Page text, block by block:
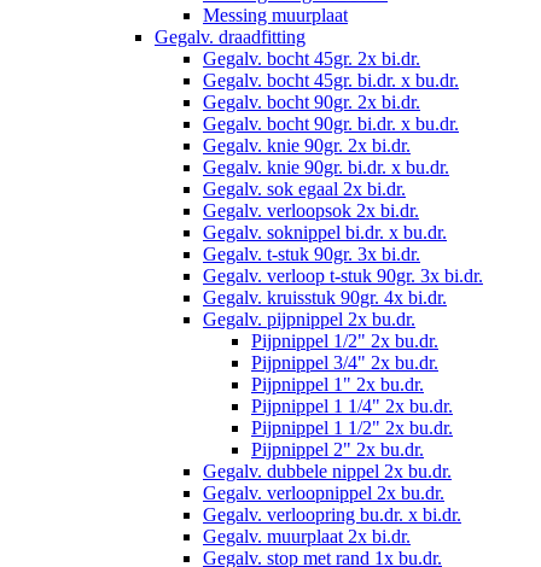
Messing muurplaat
Gegalv. draadfitting
Gegalv. bocht 45gr. 2x bi.dr.
Gegalv. bocht 45gr. bi.dr. x bu.dr.
Gegalv. bocht 90gr. 2x bi.dr.
Gegalv. bocht 90gr. bi.dr. x bu.dr.
Gegalv. knie 90gr. 2x bi.dr.
Gegalv. knie 90gr. bi.dr. x bu.dr.
Gegalv. sok egaal 2x bi.dr.
Gegalv. verloopsok 2x bi.dr.
Gegalv. soknippel bi.dr. x bu.dr.
Gegalv. t-stuk 90gr. 3x bi.dr.
Gegalv. verloop t-stuk 90gr. 3x bi.dr.
Gegalv. kruisstuk 90gr. 4x bi.dr.
Gegalv. pijpnippel 2x bu.dr.
Pijpnippel 1/2" 2x bu.dr.
Pijpnippel 3/4" 2x bu.dr.
Pijpnippel 1" 2x bu.dr.
Pijpnippel 1 1/4" 2x bu.dr.
Pijpnippel 1 1/2" 2x bu.dr.
Pijpnippel 2" 2x bu.dr.
Gegalv. dubbele nippel 2x bu.dr.
Gegalv. verloopnippel 2x bu.dr.
Gegalv. verloopring bu.dr. x bi.dr.
Gegalv. muurplaat 2x bi.dr.
Gegalv. stop met rand 1x bu.dr.